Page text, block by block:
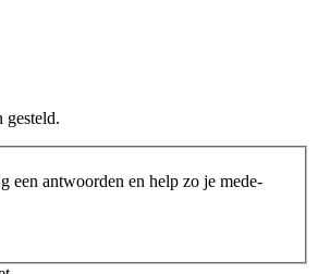
gesteld.
een antwoorden en help zo je mede-